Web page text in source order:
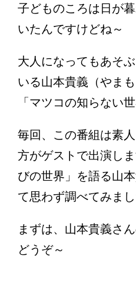
子どものころは日が
いたんですけどね～
大人になってもあそ
いる山本貴義（やま
「マツコの知らない
毎回、この番組は素
方がゲストで出演し
びの世界」を語る山
て思わず調べてみまし
まずは、山本貴義さ
どうぞ～